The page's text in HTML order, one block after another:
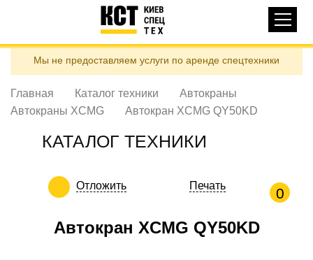
содержанию
навигация
КАТАЛОГ ТЕХНИКИ
ДОСТАВКА И ОПЛАТА
О НАС
КОНТАКТЫ
Контактні телефони:
Мы не предоставляем услуги по аренде спецтехники
Главная Каталог техники
Автокраны
Автокраны XCMG
Автокран XCMG QY50KD
КАТАЛОГ ТЕХНИКИ
Отложить Печать 0
Автокран XCMG QY50KD